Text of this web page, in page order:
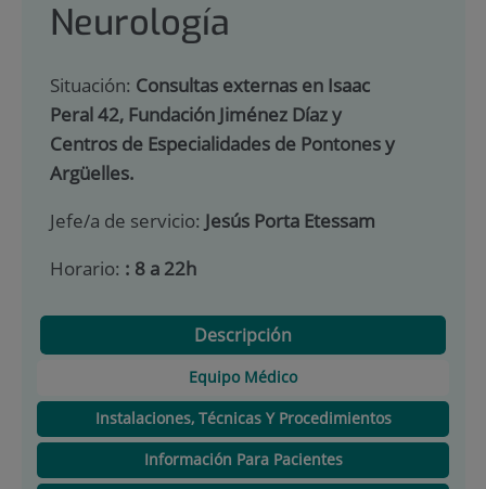
Neurología
Situación: Consultas externas en Isaac
Peral 42, Fundación Jiménez Díaz y
Centros de Especialidades de Pontones y
Argüelles.
Jefe/a de servicio: Jesús Porta Etessam
Horario: : 8 a 22h
Descripción
Equipo Médico
Instalaciones, Técnicas Y Procedimientos
Información Para Pacientes